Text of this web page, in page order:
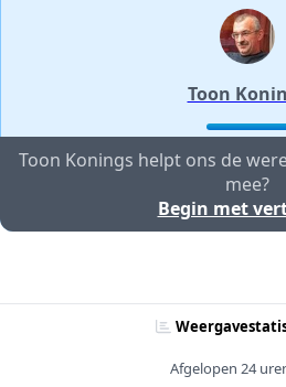
Toon
Toon Konings helpt ons de
mee?
Begin met
Afgelopen 24